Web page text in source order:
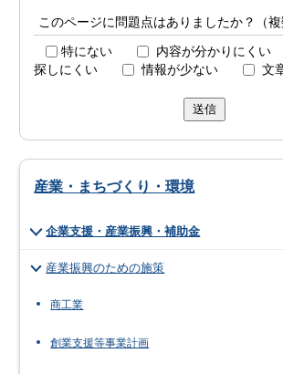
このページに問題点はありましたか？（複
特にない 内容が分かりにくい
探しにくい
情報が少ない 文
送信
産業・まちづくり・環境
企業支援・産業振興・補助金
産業振興のための施策
商工業
創業支援等事業計画